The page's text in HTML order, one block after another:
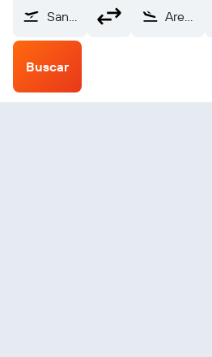
San Sebastián (EAS) Arequipa Rodriguez Ballon (AQP)
Buscar